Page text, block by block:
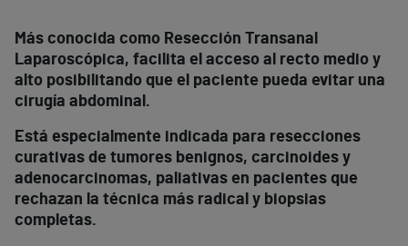
Más conocida como Resección Transanal
Laparoscópica, facilita el acceso al recto medio y
alto posibilitando que el paciente pueda evitar una
cirugía abdominal.
Está especialmente indicada para resecciones
curativas de tumores benignos, carcinoides y
adenocarcinomas, paliativas en pacientes que
rechazan la técnica más radical y biopsias
completas.